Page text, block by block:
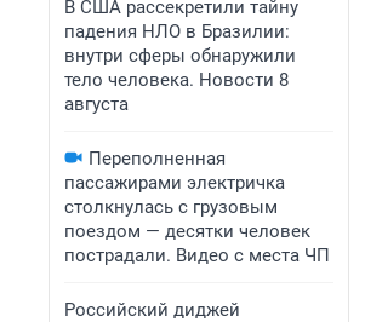
В США рассекретили тайну
падения НЛО в Бразилии:
внутри сферы обнаружили
тело человека. Новости 8
августа
Переполненная
пассажирами электричка
столкнулась с грузовым
поездом — десятки человек
пострадали. Видео с места ЧП
Российский диджей